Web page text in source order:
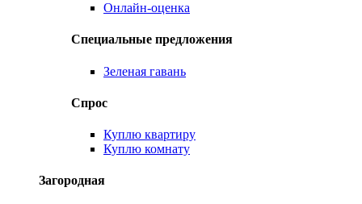
Онлайн-оценка
Специальные предложения
Зеленая гавань
Спрос
Куплю квартиру
Куплю комнату
Загородная